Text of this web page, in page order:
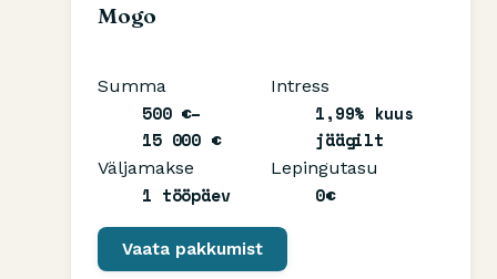
Mogo
Summa
500 €–
15 000 €
Intress
1,99% kuus
jäägilt
Väljamakse
1 tööpäev
Lepingutasu
0€
Vaata pakkumist